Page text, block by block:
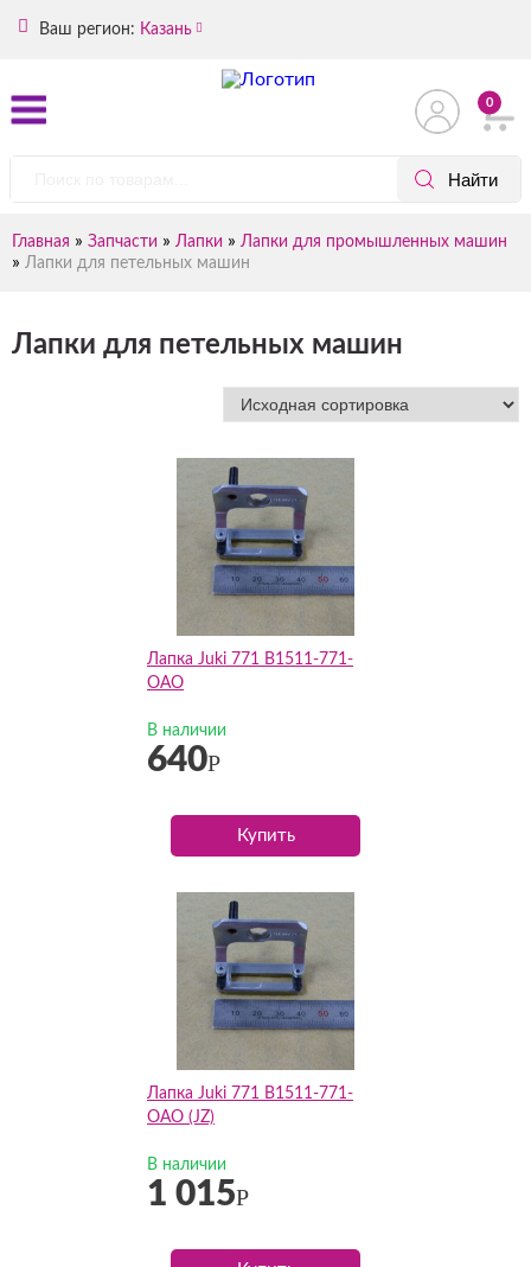
Ваш регион: Казань
0
Главная » Запчасти » Лапки » Лапки для промышленных машин
» Лапки для петельных машин
Лапки для петельных машин
Лапка Juki 771 B1511-771-
OAO
В наличии
640Р
Купить
Лапка Juki 771 B1511-771-
OAO (JZ)
В наличии
1 015Р